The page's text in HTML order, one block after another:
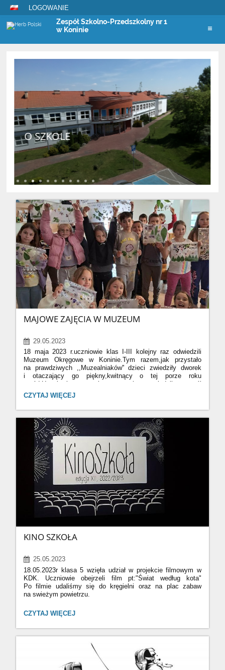
LOGOWANIE
Zespół Szkolno-Przedszkolny nr 1
w Koninie
Strona
O SZKOLE
Czytaj więcej
MAJOWE ZAJĘCIA W MUZEUM
29.05.2023
18 maja 2023 r.uczniowie klas I-III kolejny raz odwiedzili
Muzeum Okręgowe w Koninie.Tym razem,jak przystało
na prawdziwych ,,Muzealniaków'' dzieci zwiedziły dworek
i otaczający go piękny,kwitnący o tej porze roku
ogród.Uczniowie z zainteresowaniem oglądali wystrój
budynku,w tym sypialnię,jadalnię,gabinet oraz przedmioty
codziennego użytku dawnych jego mieszkańców.A skoro
za oknem maj, nie sposób było przejść obojętnie obok
przepięknie kwitnących wokół drzew i krzewów.Każde
dziecko wykonało później swój kwiatowy
witraż,wykorzystując do jego powstania kwiaty i liście roślin
z przymuzealnego ogrodu.Mali artyści z zaangażowaniem
zabrali się do pracy.Z przygotowanych materiałów wykonali
twórcze kompozycje,wykazując się ogromną kreatywnością
i pomysłowością.Jak zawsze każda praca była inna,
a różnorodność materiałów przyrodniczych pozwoliła dać im
upust wyobraźni.Zapraszamy do galerii-dziec
MAJOWE
W
MUZEUM:
CZYTAJ WIĘCEJ
KINO SZKOŁA
25.05.2023
18.05.2023r klasa 5 wzięła udział w projekcie filmowym w
KDK. Uczniowie obejrzeli film pt:"Świat według kota"
Po filmie udaliśmy się do kręgielni oraz na plac zabaw
na swieżym powietrzu.
KINO
CZYTAJ WIĘCEJ